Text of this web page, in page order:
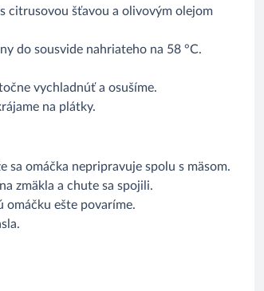
citrusovou šťavou a olivovým olejom
do sousvide nahriateho na 58 °C.
vychladnúť a osušíme.
na plátky.
sa omáčka nepripravuje spolu s mäsom.
zmäkla a chute sa spojili.
omáčku ešte povaríme.